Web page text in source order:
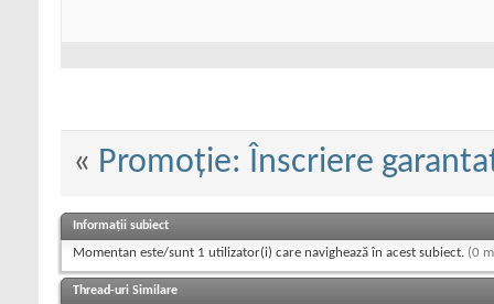
« Promoţie: Înscriere
Informații subiect
Momentan este/sunt 1 utilizator(i) care navighează în acest subiect. (0
Thread-uri Similare